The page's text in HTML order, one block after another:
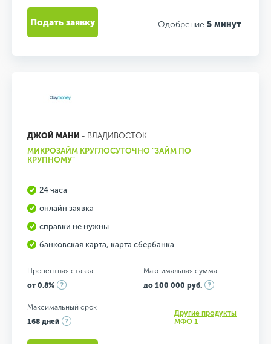
Одобрение 5 минут
Подать заявку
ДЖОЙ МАНИ - ВЛАДИВОСТОК
МИКРОЗАЙМ КРУГЛОСУТОЧНО "ЗАЙМ ПО
КРУПНОМУ"
24 часа
онлайн заявка
справки не нужны
банковская карта, карта сбербанка
Процентная ставка
от 0.8%
Максимальная сумма
до 100 000 руб.
Максимальный срок
168 дней
Другие продукты
МФО 1